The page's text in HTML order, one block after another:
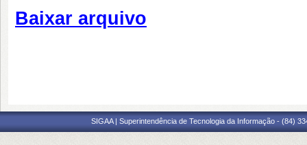
Baixar arquivo
SIGAA | Superintendência de Tecnologia da Informação - (84)